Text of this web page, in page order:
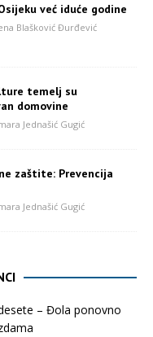
već iduće godine
Blašković Đurđević
temelj su
domovine
Jednašić Gugić
zaštite: Prevencija
Jednašić Gugić
– Đola ponovno